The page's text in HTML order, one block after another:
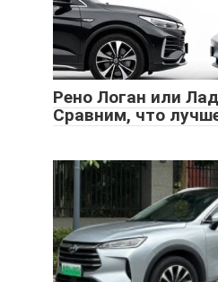
Рено Логан или
Сравним, что